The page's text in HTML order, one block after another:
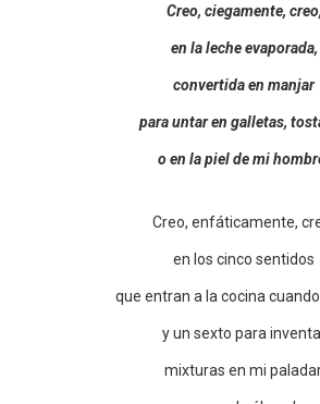
Creo, ciegamente, creo,
en la leche evaporada,
convertida en manjar
para untar en galletas,
o en la piel de mi
Creo, enfáticamente,
en los cinco sentidos
que entran a la cocina
y un sexto para
mixturas en mi